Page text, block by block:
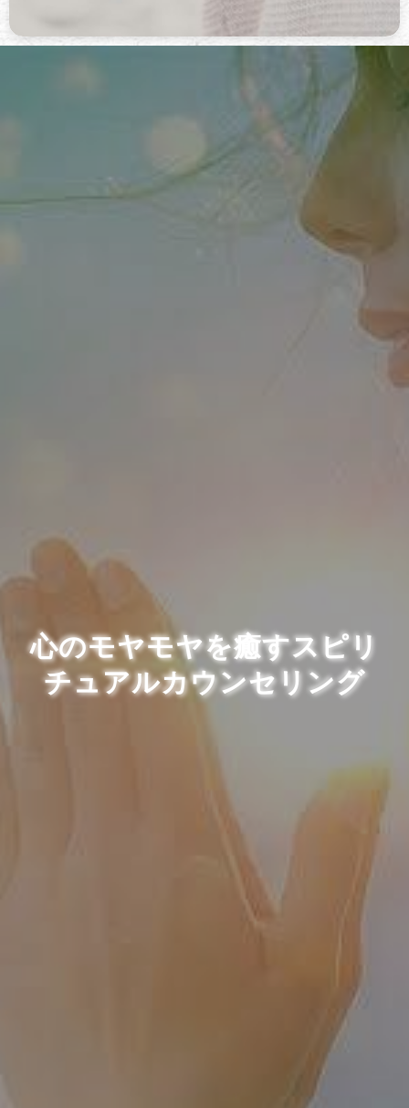
心のモヤモヤを癒すスピリ
チュアルカウンセリング